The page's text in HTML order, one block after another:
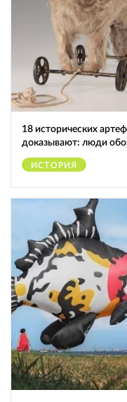
18 исторических
доказывают: люди
ИСТОРИЯ